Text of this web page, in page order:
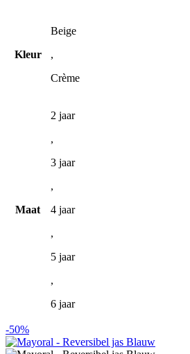
worden
Kleur
Beige
,
Crème
Maat
2 jaar
,
3 jaar
,
4 jaar
,
5 jaar
,
6 jaar
-50%